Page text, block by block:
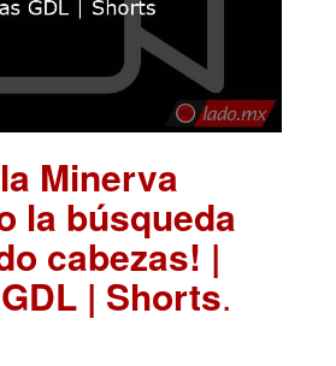
Minerva
la búsqueda
cabezas! |
| Shorts.